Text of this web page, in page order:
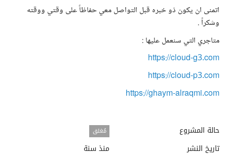
اتمنى ان يكون ذو خبره قبل التواصل معي حفاظاً على وقتي ووقته
وشكراً .
متاجري التي سنعمل عليها :
https://cloud-g3.com
https://cloud-p3.com
https://ghaym-alraqmi.com
حالة المشروع مُغلق
تاريخ النشر
منذ سنة